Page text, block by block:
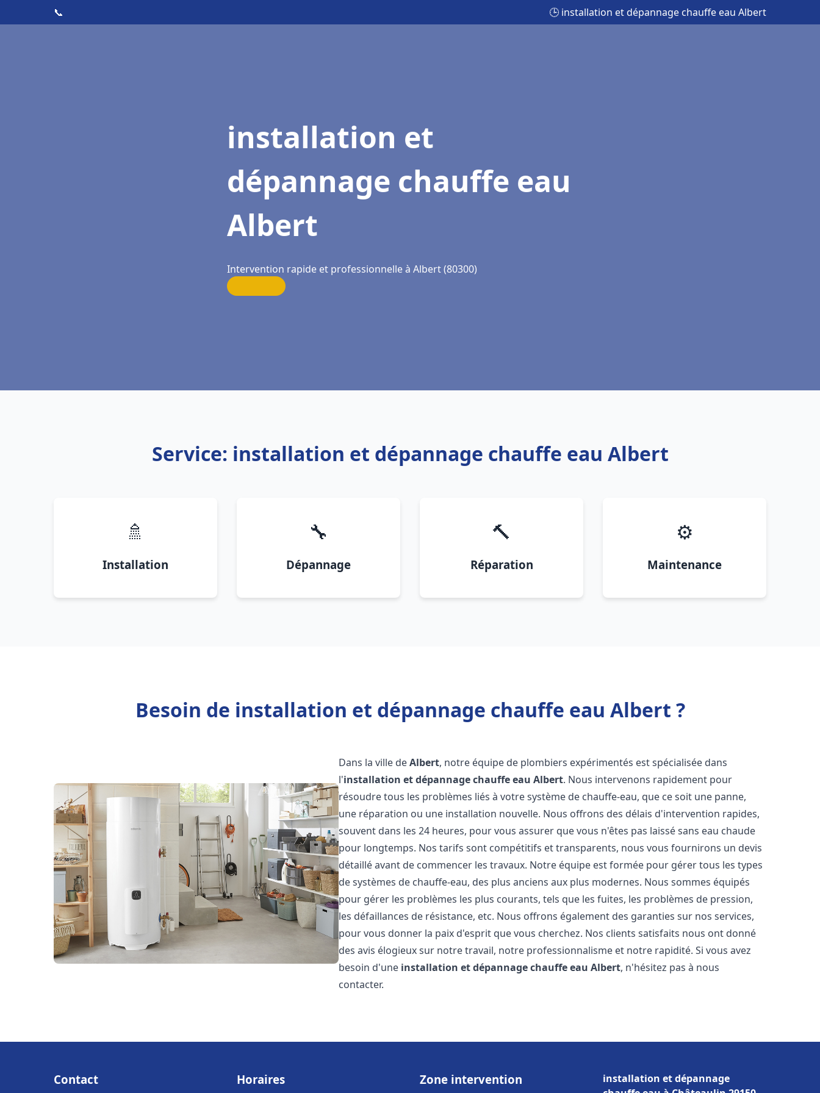
📞 🕒 installation et dépannage chauffe eau Albert
installation et
dépannage chauffe eau
Albert
Intervention rapide et professionnelle à Albert (80300)
Service: installation et dépannage chauffe eau Albert
🚿
Installation
🔧
Dépannage
🔨
Réparation
⚙️
Maintenance
Besoin de installation et dépannage chauffe eau Albert ?
Dans la ville deAlbert, notre équipe de plombiers expérimentés est spécialisée dans
l'installation et dépannage chauffe eau Albert. Nous intervenons rapidement pour
résoudre tous les problèmes liés à votre système de chauffe-eau, que ce soit une panne,
une réparation ou une installation nouvelle. Nous offrons des délais d'intervention rapides,
souvent dans les 24 heures, pour vous assurer que vous n'êtes pas laissé sans eau chaude
pour longtemps. Nos tarifs sont compétitifs et transparents, nous vous fournirons un devis
détaillé avant de commencer les travaux. Notre équipe est formée pour gérer tous les types
de systèmes de chauffe-eau, des plus anciens aux plus modernes. Nous sommes équipés
pour gérer les problèmes les plus courants, tels que les fuites, les problèmes de pression,
les défaillances de résistance, etc. Nous offrons également des garanties sur nos services,
pour vous donner la paix d'esprit que vous cherchez. Nos clients satisfaits nous ont donné
des avis élogieux sur notre travail, notre professionnalisme et notre rapidité. Si vous avez
besoin d'une installation et dépannage chauffe eau Albert, n'hésitez pas à nous
contacter.
Contact Horaires Zone intervention
installation et dépannage